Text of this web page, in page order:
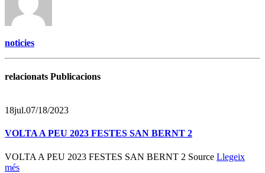
noticies
relacionats Publicacions
18jul.07/18/2023
VOLTA A PEU 2023 FESTES SAN BERNT 2
VOLTA A PEU 2023 FESTES SAN BERNT 2 Source Llegeix
més